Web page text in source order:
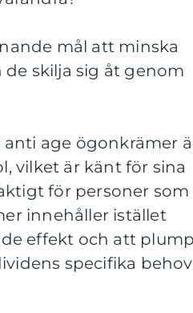
mål att minska
skilja sig åt genom
age ögonkrämer
vilket är känt för sina
för personer som
innehåller istället
effekt och att
specifika behov